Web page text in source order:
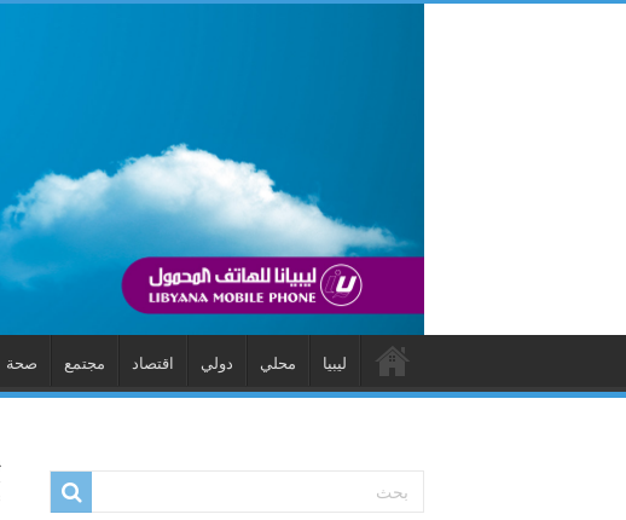
ليبيا محلي دولي اقتصاد مجتمع صحة